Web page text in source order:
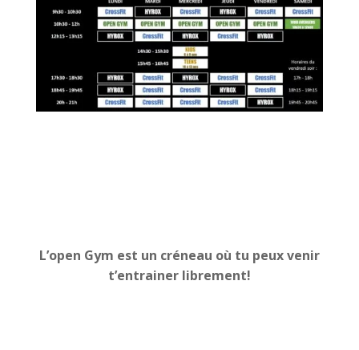
L’open Gym est un créneau où tu peux venir
t’entrainer librement!